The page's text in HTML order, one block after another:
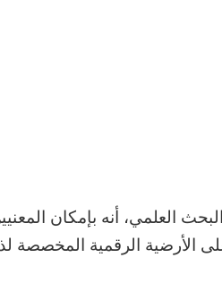
العلمي، أنه بإمكان
على الأرضية الرقمية